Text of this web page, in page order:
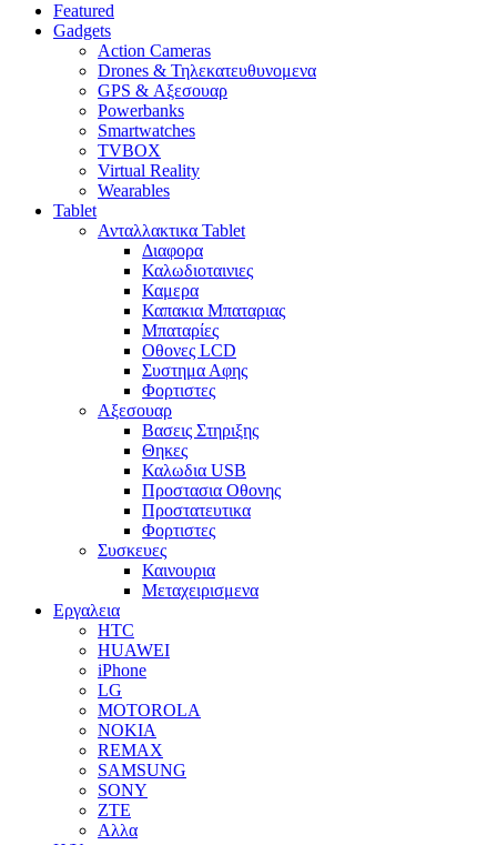
Featured
Gadgets
Action Cameras
Drones & Τηλεκατευθυνομενα
GPS & Αξεσουαρ
Powerbanks
Smartwatches
TVBOX
Virtual Reality
Wearables
Tablet
Ανταλλακτικα Tablet
Διαφορα
Καλωδιοταινιες
Καμερα
Καπακια Μπαταριας
Μπαταρίες
Οθονες LCD
Συστημα Αφης
Φορτιστες
Αξεσουαρ
Βασεις Στηριξης
Θηκες
Καλωδια USB
Προστασια Οθονης
Προστατευτικα
Φορτιστες
Συσκευες
Καινουρια
Μεταχειρισμενα
Εργαλεια
HTC
HUAWEI
iPhone
LG
MOTOROLA
NOKIA
REMAX
SAMSUNG
SONY
ZTE
Αλλα